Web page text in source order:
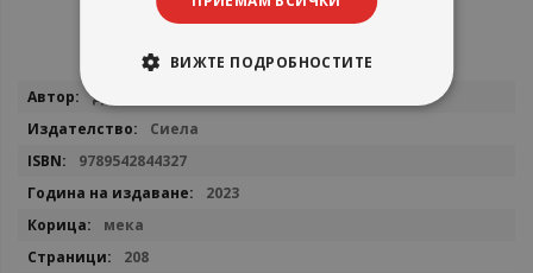
Повече
информация
Дебра Дийн
Сиела
9789542844327
2023
мека
208
ВИЖТЕ ПОДРОБНОСТИТЕ